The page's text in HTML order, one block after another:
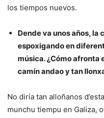
los tiempos nuevos.
Dende va unos años,
espoxigando en
música. ¿Cómo afronta
camín andao y tan
No diría tan alloñanos
munchu tiempu en Galiza,